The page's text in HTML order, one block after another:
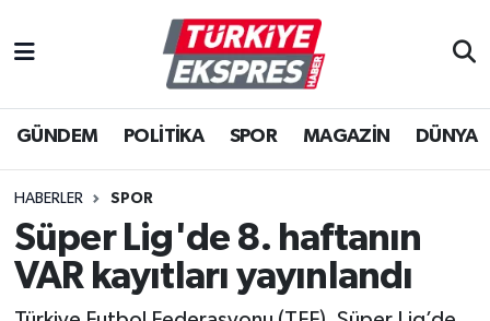
GÜNDEM POLİTİKA SPOR MAGAZİN DÜNYA
HABERLER SPOR
Süper Lig'de 8. haftanın
VAR kayıtları yayınlandı
İstanbul Nöbetçi Eczaneler
İstanbul Hava Durumu
İstanbul Namaz Vakitleri
İstanbul Trafik Yoğunluk Haritası
Süper Lig Puan Durumu ve Fikstür